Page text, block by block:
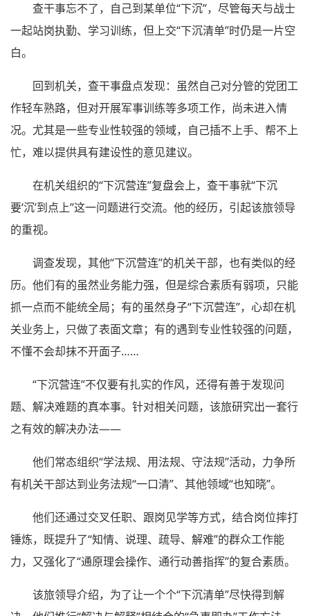
查干事忘不了，自己到某单位“下沉”，尽管每天与战士
一起站岗执勤、学习训练，但上交“下沉清单”时仍是一片空
白。
回到机关，查干事盘点发现：虽然自己对分管的党团工
作轻车熟路，但对开展军事训练等多项工作，尚未进入情
况。尤其是一些专业性较强的领域，自己插不上手、帮不上
忙，难以提供具有建设性的意见建议。
在机关组织的“下沉营连”复盘会上，查干事就“下沉
要‘沉’到点上”这一问题进行交流。他的经历，引起该旅领导
的重视。
调查发现，其他“下沉营连”的机关干部，也有类似的经
历。他们有的虽然业务能力强，但是综合素质有弱项，只能
抓一点而不能统全局；有的虽然身子“下沉营连”，心却在机
关业务上，只做了表面文章；有的遇到专业性较强的问题，
不懂不会却抹不开面子……
“下沉营连”不仅要有扎实的作风，还得有善于发现问
题、解决难题的真本事。针对相关问题，该旅研究出一套行
之有效的解决办法——
他们常态组织“学法规、用法规、守法规”活动，力争所
有机关干部达到业务法规“一口清”、其他领域“也知晓”。
他们还通过交叉任职、跟岗见学等方式，结合岗位摔打
锤炼，既提升了“知情、说理、疏导、解难”的群众工作能
力，又强化了“通原理会操作、通行动善指挥”的复合素质。
该旅领导介绍，为了让一个个“下沉清单”尽快得到解